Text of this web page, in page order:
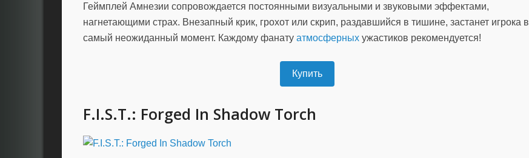
Геймплей Амнезии сопровождается постоянными визуальными и звуковыми эффектами,
нагнетающими страх. Внезапный крик, грохот или скрип, раздавшийся в тишине, застанет игрока в
самый неожиданный момент. Каждому фанату атмосферных ужастиков рекомендуется!
Купить
F.I.S.T.: Forged In Shadow Torch